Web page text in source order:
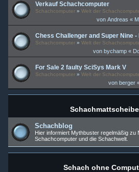
Verkauf Schachcomputer
Schachcomputer » Welt der
vonAndreas «
Chess Challenger and Super Nine -
Schachcomputer » Welt der
vonbychamp «
For Sale 2 faulty SciSys Mark V
Schachcomputer » Welt der
vonberger
Schachmattscheibe
Schachblog
Hier informiert Mythbuster regelmäßig zu
Schachcomputer und die Schachwelt.
Schach ohne